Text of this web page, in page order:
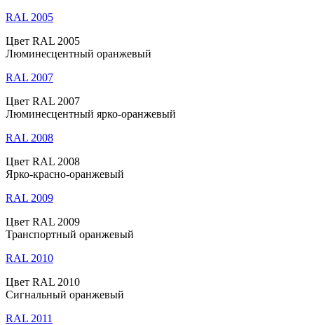
RAL 2005
Цвет RAL 2005
Люминесцентный оранжевый
RAL 2007
Цвет RAL 2007
Люминесцентный ярко-оранжевый
RAL 2008
Цвет RAL 2008
Ярко-красно-оранжевый
RAL 2009
Цвет RAL 2009
Транспортный оранжевый
RAL 2010
Цвет RAL 2010
Сигнальный оранжевый
RAL 2011